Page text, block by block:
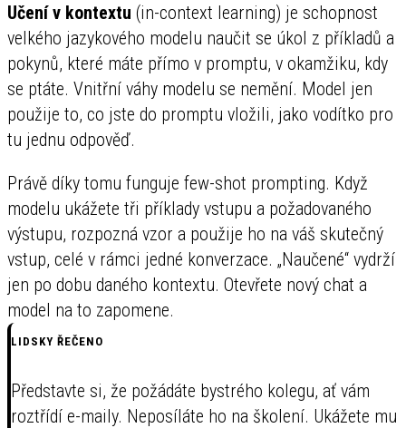
Učení v kontextu (in-context learning) je schopnost
velkého jazykového modelu naučit se úkol z příkladů a
pokynů, které máte přímo v promptu, v okamžiku, kdy
se ptáte. Vnitřní váhy modelu se nemění. Model jen
použije to, co jste do promptu vložili, jako vodítko pro
tu jednu odpověď.
Právě díky tomu funguje few-shot prompting. Když
modelu ukážete tři příklady vstupu a požadovaného
výstupu, rozpozná vzor a použije ho na váš skutečný
vstup, celé v rámci jedné konverzace. „Naučené“ vydrží
jen po dobu daného kontextu. Otevřete nový chat a
model na to zapomene.
LIDSKY ŘEČENO
Představte si, že požádáte bystrého kolegu, ať vám
roztřídí e-maily. Neposíláte ho na školení. Ukážete mu